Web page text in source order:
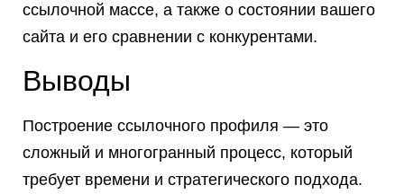
ссылочной массе, а также о состоянии вашего
сайта и его сравнении с конкурентами.
Выводы
Построение ссылочного профиля — это
сложный и многогранный процесс, который
требует времени и стратегического подхода.